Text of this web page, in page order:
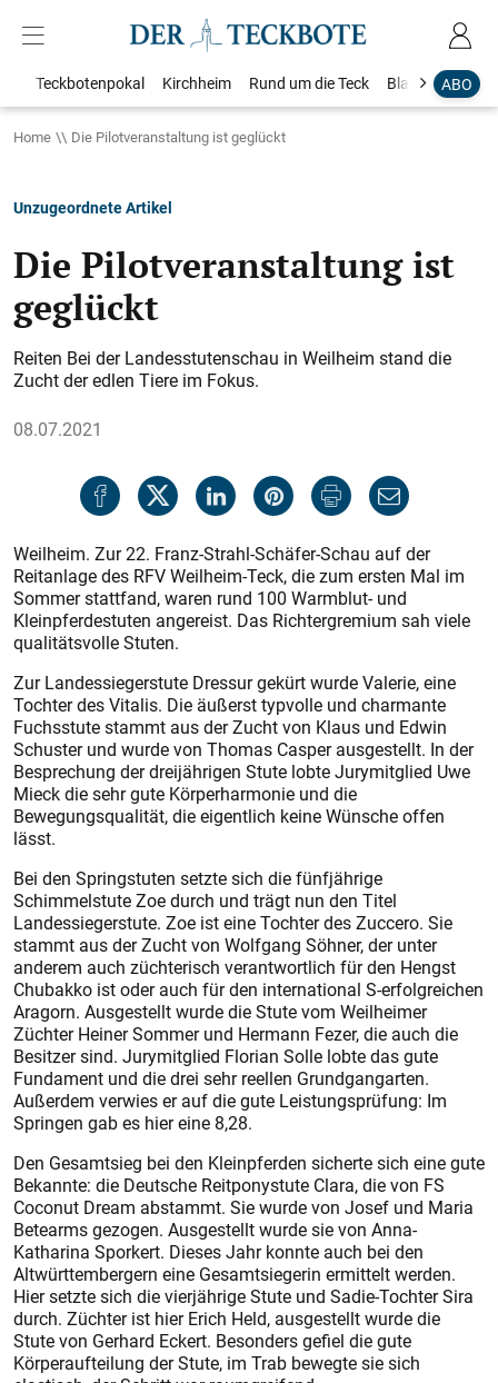
ABO
Teckbotenpokal Kirchheim Rund um die Teck Blaulicht
Home Die Pilotveranstaltung ist geglückt
Unzugeordnete Artikel
Die Pilotveranstaltung ist
geglückt
Reiten Bei der Landesstutenschau in Weilheim stand die
Zucht der edlen Tiere im Fokus.
08.07.2021
Weilheim. Zur 22. Franz-Strahl-Schäfer-Schau auf der
Reitanlage des RFV Weilheim-Teck, die zum ersten Mal im
Sommer stattfand, waren rund 100 Warmblut- und
Kleinpferdestuten angereist. Das Richtergremium sah viele
qualitätsvolle Stuten.
Zur Landessiegerstute Dressur gekürt wurde Valerie, eine
Tochter des Vitalis. Die äußerst typvolle und charmante
Fuchsstute stammt aus der Zucht von Klaus und Edwin
Schuster und wurde von Thomas Casper ausgestellt. In der
Besprechung der dreijährigen Stute lobte Jurymitglied Uwe
Mieck die sehr gute Körperharmonie und die
Bewegungsqualität, die eigentlich keine Wünsche offen
lässt.
Bei den Springstuten setzte sich die fünfjährige
Schimmelstute Zoe durch und trägt nun den Titel
Landessiegerstute. Zoe ist eine Tochter des Zuccero. Sie
stammt aus der Zucht von Wolfgang Söhner, der unter
anderem auch züchterisch verantwortlich für den Hengst
Chubakko ist oder auch für den international S-erfolgreichen
Aragorn. Ausgestellt wurde die Stute vom Weilheimer
Züchter Heiner Sommer und Hermann Fezer, die auch die
Besitzer sind. Jurymitglied Florian Solle lobte das gute
Fundament und die drei sehr reellen Grundgangarten.
Außerdem verwies er auf die gute Leistungsprüfung: Im
Springen gab es hier eine 8,28.
Den Gesamtsieg bei den Kleinpferden sicherte sich eine gute
Bekannte: die Deutsche Reitponystute Clara, die von FS
Coconut Dream abstammt. Sie wurde von Josef und Maria
Betearms gezogen. Ausgestellt wurde sie von Anna-
Katharina Sporkert. Dieses Jahr konnte auch bei den
Altwürttembergern eine Gesamtsiegerin ermittelt werden.
Hier setzte sich die vierjährige Stute und Sadie-Tochter Sira
durch. Züchter ist hier Erich Held, ausgestellt wurde die
Stute von Gerhard Eckert. Besonders gefiel die gute
Körperaufteilung der Stute, im Trab bewegte sie sich